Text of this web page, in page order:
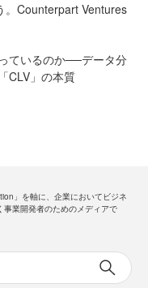
。Counterpart Ventures
ているのか──データ分
CLV」の本質
」を軸に、企業においてビジネ
事業開発者のためのメディアで